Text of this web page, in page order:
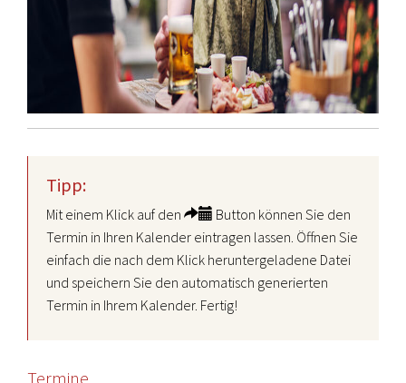
Tipp:
Mit einem Klick auf den
Button können Sie den
Termin in Ihren Kalender eintragen lassen. Öffnen Sie
einfach die nach dem Klick heruntergeladene Datei
und speichern Sie den automatisch generierten
Termin in Ihrem Kalender. Fertig!
Termine